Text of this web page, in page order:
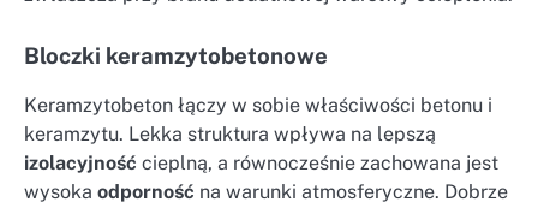
Bloczki keramzytobetonowe
Keramzytobeton łączy w sobie właściwości betonu i
keramzytu. Lekka struktura wpływa na lepszą
izolacyjność cieplną, a równocześnie zachowana jest
wysoka odporność na warunki atmosferyczne. Dobrze